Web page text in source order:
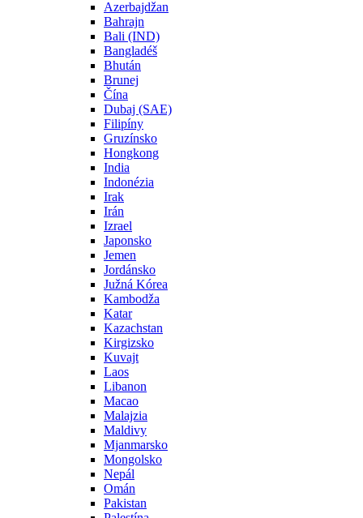
Azerbajdžan
Bahrajn
Bali (IND)
Bangladéš
Bhután
Brunej
Čína
Dubaj (SAE)
Filipíny
Gruzínsko
Hongkong
India
Indonézia
Irak
Irán
Izrael
Japonsko
Jemen
Jordánsko
Južná Kórea
Kambodža
Katar
Kazachstan
Kirgizsko
Kuvajt
Laos
Libanon
Macao
Malajzia
Maldivy
Mjanmarsko
Mongolsko
Nepál
Omán
Pakistan